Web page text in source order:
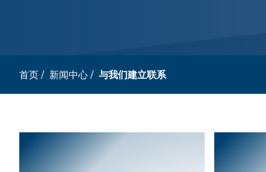
首页/ 新闻中心/ 与我们建立联系